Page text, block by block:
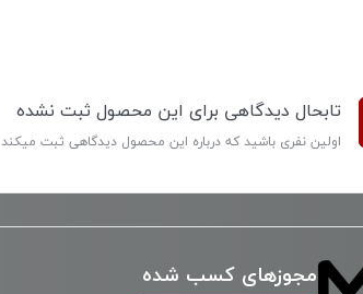
تابحال دیدگاهی برای این محصول ثبت نشده
اولین نفری باشید که درباره این محصول دیدگاهی ثبت میکند
مجوزهای کسب شده